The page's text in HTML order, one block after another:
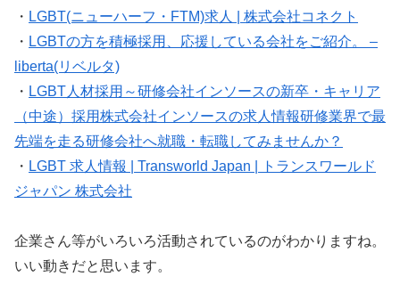
・ LGBT(ニューハーフ・FTM)求人 | 株式会社コネクト
・ LGBTの方を積極採用、応援している会社をご紹介。 –
liberta(リベルタ)
・ LGBT人材採用～研修会社インソースの新卒・キャリア
（中途）採用株式会社インソースの求人情報研修業界で最
先端を走る研修会社へ就職・転職してみませんか？
・ LGBT 求人情報 | Transworld Japan | トランスワールド
ジャパン 株式会社
企業さん等がいろいろ活動されているのがわかりますね。
いい動きだと思います。